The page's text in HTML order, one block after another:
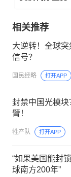
相关推荐
大逆转！全球
信号？
国民经略 打开APP
封禁中国光模
臂！
牲产队 打开APP
“如果美国能封
球南方200年”